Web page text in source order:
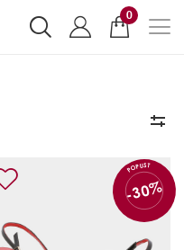
0
POPUST
-30%